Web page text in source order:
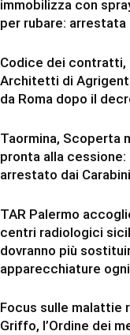
immobilizza con
per rubare: arrestata
Codice dei contratti,
Architetti di
da Roma dopo il
Taormina, Scoperta
pronta alla cessione:
arrestato dai
TAR Palermo
centri radiologici
dovranno più
apparecchiature
Focus sulle malattie
Griffo, l’Ordine dei